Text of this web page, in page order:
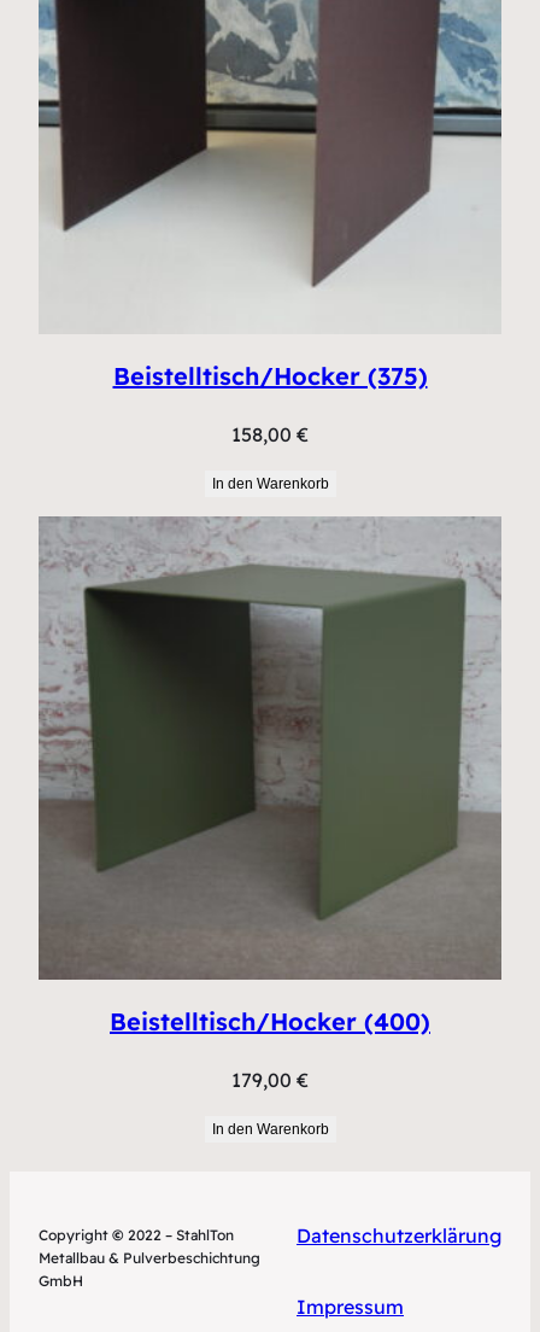
Beistelltisch/Hocker (375)
158,00 €
In den Warenkorb
Beistelltisch/Hocker (400)
179,00 €
In den Warenkorb
Copyright © 2022 – StahlTon
Metallbau & Pulverbeschichtung
GmbH
Datenschutzerklärung
Impressum